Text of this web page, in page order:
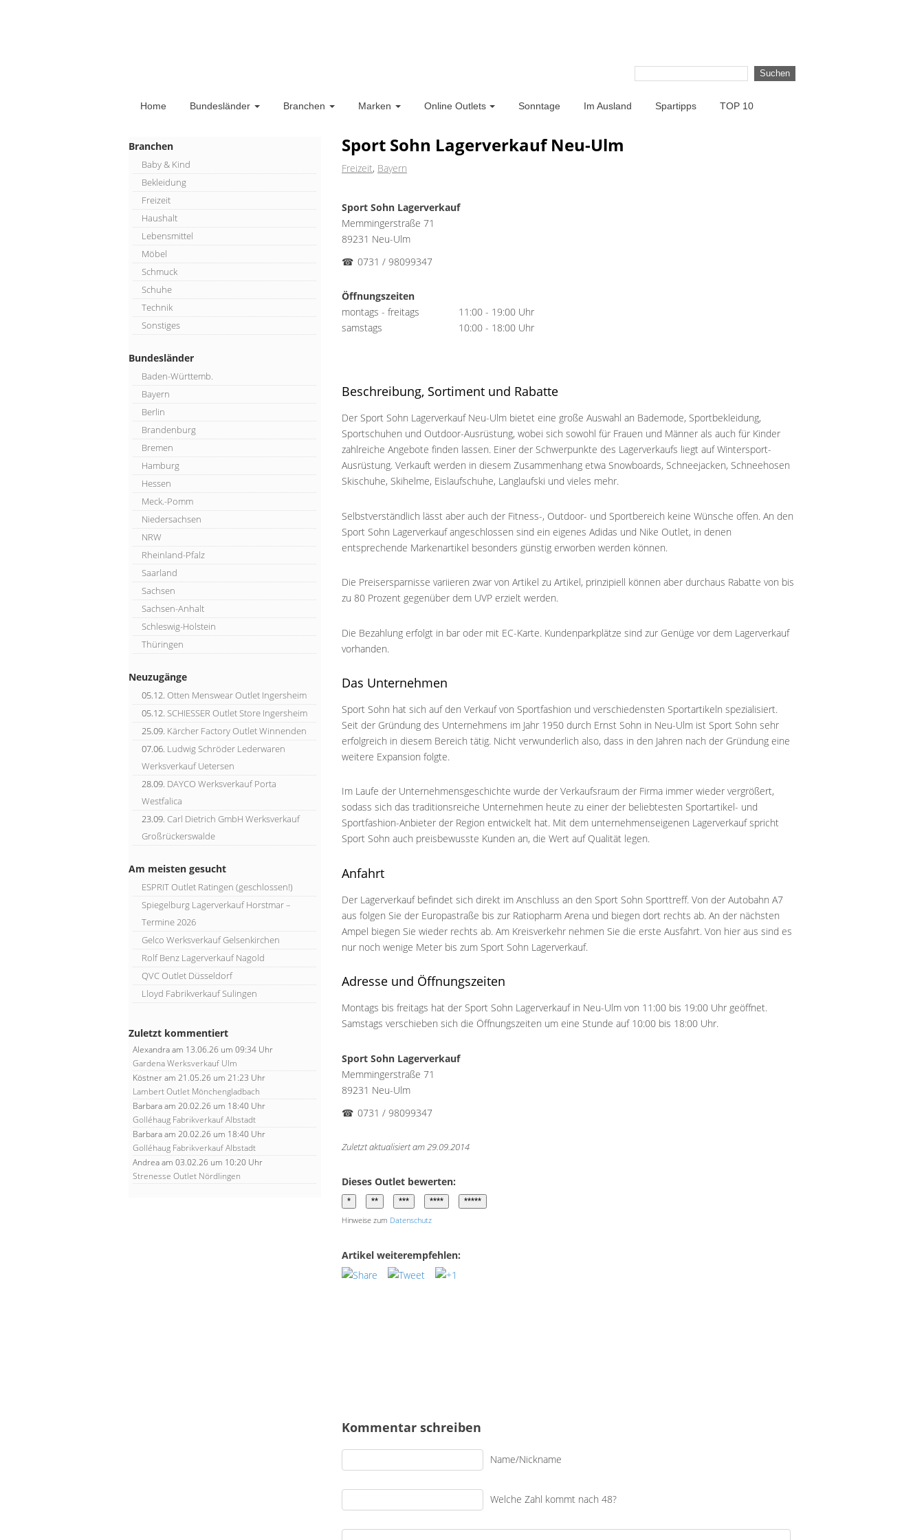
Home Bundesländer Branchen Marken Online Outlets Sonntage Im Ausland Spartipps TOP 10
Sport Sohn Lagerverkauf Neu-Ulm
Freizeit, Bayern
Sport Sohn Lagerverkauf
Memmingerstraße 71
89231 Neu-Ulm
☎ 0731 / 98099347
Öffnungszeiten
montags - freitags
11:00 - 19:00 Uhr
samstags
10:00 - 18:00 Uhr
Beschreibung, Sortiment und Rabatte
Der Sport Sohn Lagerverkauf Neu-Ulm bietet eine große Auswahl an Bademode, Sportbekleidung,
Sportschuhen und Outdoor-Ausrüstung, wobei sich sowohl für Frauen und Männer als auch für Kinder
zahlreiche Angebote finden lassen. Einer der Schwerpunkte des Lagerverkaufs liegt auf Wintersport-
Ausrüstung. Verkauft werden in diesem Zusammenhang etwa Snowboards, Schneejacken, Schneehosen
Skischuhe, Skihelme, Eislaufschuhe, Langlaufski und vieles mehr.
Selbstverständlich lässt aber auch der Fitness-, Outdoor- und Sportbereich keine Wünsche offen. An den
Sport Sohn Lagerverkauf angeschlossen sind ein eigenes Adidas und Nike Outlet, in denen
entsprechende Markenartikel besonders günstig erworben werden können.
Die Preisersparnisse variieren zwar von Artikel zu Artikel, prinzipiell können aber durchaus Rabatte von bis
zu 80 Prozent gegenüber dem UVP erzielt werden.
Die Bezahlung erfolgt in bar oder mit EC-Karte. Kundenparkplätze sind zur Genüge vor dem Lagerverkauf
vorhanden.
Das Unternehmen
Sport Sohn hat sich auf den Verkauf von Sportfashion und verschiedensten Sportartikeln spezialisiert.
Seit der Gründung des Unternehmens im Jahr 1950 durch Ernst Sohn in Neu-Ulm ist Sport Sohn sehr
erfolgreich in diesem Bereich tätig. Nicht verwunderlich also, dass in den Jahren nach der Gründung eine
weitere Expansion folgte.
Im Laufe der Unternehmensgeschichte wurde der Verkaufsraum der Firma immer wieder vergrößert,
sodass sich das traditionsreiche Unternehmen heute zu einer der beliebtesten Sportartikel- und
Sportfashion-Anbieter der Region entwickelt hat. Mit dem unternehmenseigenen Lagerverkauf spricht
Sport Sohn auch preisbewusste Kunden an, die Wert auf Qualität legen.
Anfahrt
Der Lagerverkauf befindet sich direkt im Anschluss an den Sport Sohn Sporttreff. Von der Autobahn A7
aus folgen Sie der Europastraße bis zur Ratiopharm Arena und biegen dort rechts ab. An der nächsten
Ampel biegen Sie wieder rechts ab. Am Kreisverkehr nehmen Sie die erste Ausfahrt. Von hier aus sind es
nur noch wenige Meter bis zum Sport Sohn Lagerverkauf.
Adresse und Öffnungszeiten
Montags bis freitags hat der Sport Sohn Lagerverkauf in Neu-Ulm von 11:00 bis 19:00 Uhr geöffnet.
Samstags verschieben sich die Öffnungszeiten um eine Stunde auf 10:00 bis 18:00 Uhr.
Sport Sohn Lagerverkauf
Memmingerstraße 71
89231 Neu-Ulm
☎ 0731 / 98099347
Zuletzt aktualisiert am 29.09.2014
Dieses Outlet bewerten:
Hinweise zum Datenschutz
Artikel weiterempfehlen:
Kommentar schreiben
Name/Nickname
Welche Zahl kommt nach 48?
Branchen
Baby & Kind
Bekleidung
Freizeit
Haushalt
Lebensmittel
Möbel
Schmuck
Schuhe
Technik
Sonstiges
Bundesländer
Baden-Württemb.
Bayern
Berlin
Brandenburg
Bremen
Hamburg
Hessen
Meck.-Pomm
Niedersachsen
NRW
Rheinland-Pfalz
Saarland
Sachsen
Sachsen-Anhalt
Schleswig-Holstein
Thüringen
Neuzugänge
05.12. Otten Menswear Outlet Ingersheim
05.12. SCHIESSER Outlet Store Ingersheim
25.09. Kärcher Factory Outlet Winnenden
07.06. Ludwig Schröder Lederwaren
Werksverkauf Uetersen
28.09. DAYCO Werksverkauf Porta
Westfalica
23.09. Carl Dietrich GmbH Werksverkauf
Großrückerswalde
Am meisten gesucht
ESPRIT Outlet Ratingen (geschlossen!)
Spiegelburg Lagerverkauf Horstmar –
Termine 2026
Gelco Werksverkauf Gelsenkirchen
Rolf Benz Lagerverkauf Nagold
QVC Outlet Düsseldorf
Lloyd Fabrikverkauf Sulingen
Zuletzt kommentiert
Alexandraam 13.06.26 um 09:34 Uhr
Gardena Werksverkauf Ulm
Köstneram 21.05.26 um 21:23 Uhr
Lambert Outlet Mönchengladbach
Barbaraam 20.02.26 um 18:40 Uhr
Golléhaug Fabrikverkauf Albstadt
Barbaraam 20.02.26 um 18:40 Uhr
Golléhaug Fabrikverkauf Albstadt
Andreaam 03.02.26 um 10:20 Uhr
Strenesse Outlet Nördlingen